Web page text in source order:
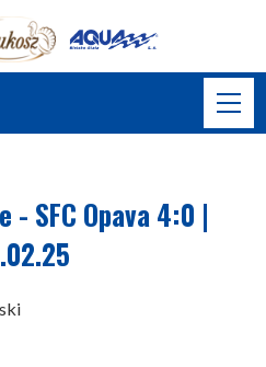
- SFC Opava 4:0 |